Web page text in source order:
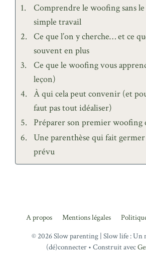
Comprendre le woofing sans
simple travail
Ce que l’on y cherche… et ce
souvent en plus
Ce que le woofing vous
leçon)
À qui cela peut convenir (et
faut pas tout idéaliser)
Préparer son premier woofing
Une parenthèse qui fait
prévu
A propos Mentions légales
© 2026 Slow parenting | Slow life : Un
(dé)connecter• Construit avec